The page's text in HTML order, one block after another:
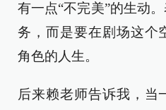
有一点“不完美”的生动
务，而是要在剧场这个
角色的人生。
后来赖老师告诉我，当